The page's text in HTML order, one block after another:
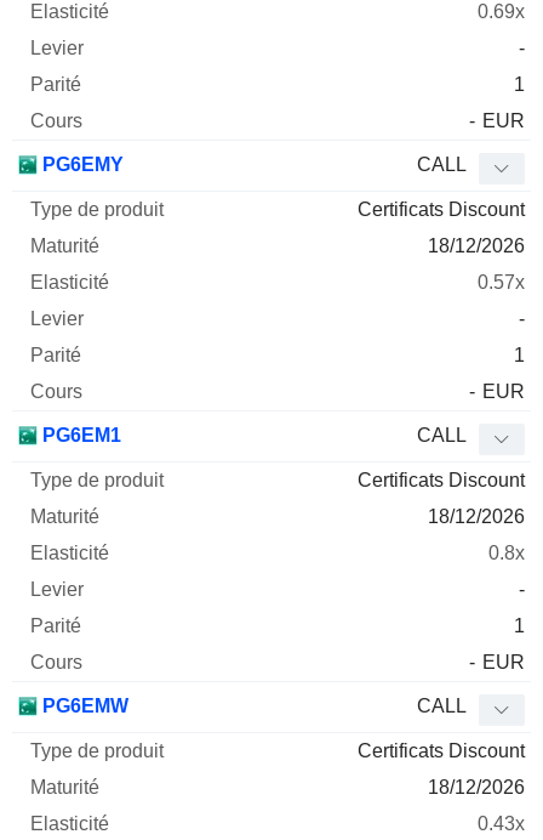
0.69x
-
1
- EUR
PG6EMY CALL
Certificats Discount
18/12/2026
0.57x
-
1
- EUR
PG6EM1 CALL
Certificats Discount
18/12/2026
0.8x
-
1
- EUR
PG6EMW CALL
Certificats Discount
18/12/2026
0.43x